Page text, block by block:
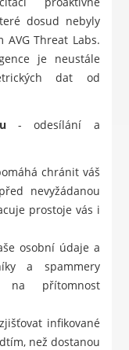
dosud nebyly
AVG Threat Labs.
je neustále
dat od
- odesílání a
chránit váš
nevyžádanou
prostoje vás i
osobní údaje a
a spammery
na přítomnost
infikované
než dostanou